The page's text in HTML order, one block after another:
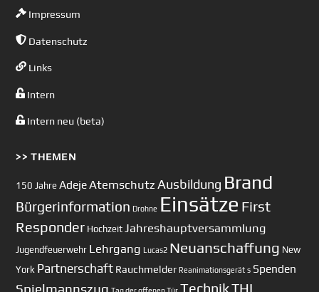
Impressum
Datenschutz
Links
Intern
Intern neu (beta)
>> THEMEN
150 Jahre AdejeAtemschutz Ausbildung Brand
Bürgerinformation Drohne Einsätze First
Responder Hochzeit Jahreshauptversammlung
Jugendfeuerwehr Lehrgang Lucas2 Neuanschaffung New
York Partnerschaft Rauchmelder Reanimationsgerät s Spenden
Spielmannszug TechnikTHL